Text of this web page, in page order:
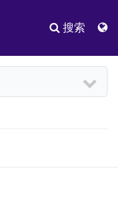
搜索